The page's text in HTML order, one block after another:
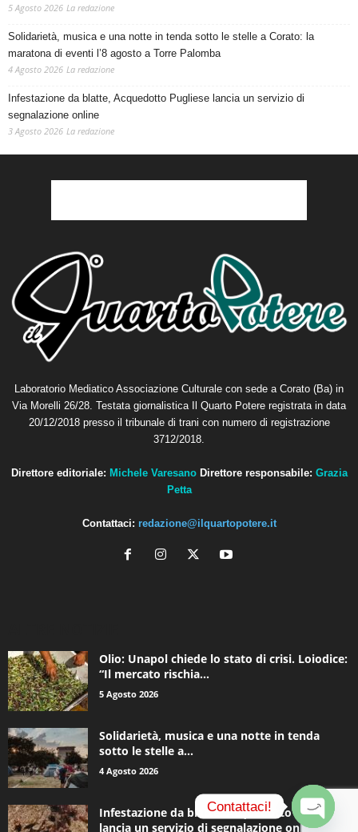
5 Agosto 2026 La redazione
Solidarietà, musica e una notte in tenda sotto le stelle a Corato: la
maratona di eventi l’8 agosto a Torre Palomba
4 Agosto 2026 La redazione
Infestazione da blatte, Acquedotto Pugliese lancia un servizio di
segnalazione online
3 Agosto 2026 La redazione
Laboratorio Mediatico Associazione Culturale con sede a Corato (Ba) in
Via Morelli 26/28. Testata giornalistica Il Quarto Potere registrata in data
20/12/2018 presso il tribunale di trani con numero di registrazione
3712/2018.
Direttore editoriale: Michele Varesano Direttore responsabile: Grazia
Petta
Contattaci: redazione@ilquartopotere.it
Olio: Unapol chiede lo stato di crisi. Loiodice:
“Il mercato rischia...
5 Agosto 2026
Solidarietà, musica e una notte in tenda
sotto le stelle a...
4 Agosto 2026
Infestazione da blatte, Acquedotto Pugliese
lancia un servizio di segnalazione online
Contattaci!